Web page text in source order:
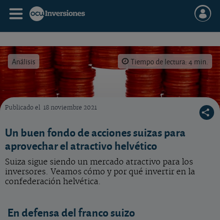
Análisis Tiempo de lectura: 4 min.
Publicado el 18 noviembre 2021
Un buen fondo de acciones suizas para
aprovechar el atractivo helvético
Suiza sigue siendo un mercado atractivo para los
inversores. Veamos cómo y por qué invertir en la
confederación helvética.
En defensa del franco suizo